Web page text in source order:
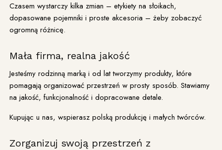
Czasem wystarczy kilka zmian – etykiety na słoikach,
dopasowane pojemniki i proste akcesoria – żeby zobaczyć
ogromną różnicę.
Mała firma, realna jakość
Jesteśmy rodzinną marką i od lat tworzymy produkty, które
pomagają organizować przestrzeń w prosty sposób. Stawiamy
na jakość, funkcjonalność i dopracowane detale.
Kupując u nas, wspierasz polską produkcję i małych twórców.
Zorganizuj swoją przestrzeń z